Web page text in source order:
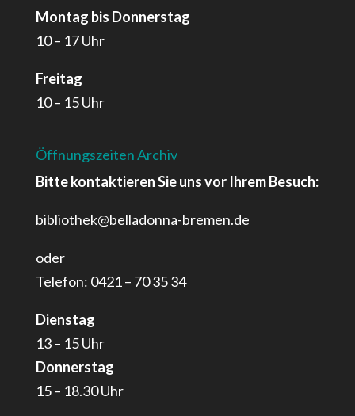
Montag bis Donnerstag
10 – 17 Uhr
Freitag
10 – 15 Uhr
Öffnungszeiten Archiv
Bitte kontaktieren Sie uns vor Ihrem Besuch:
bibliothek@belladonna-bremen.de
oder
Telefon: 0421 – 70 35 34
Dienstag
13 – 15 Uhr
Donnerstag
15 – 18.30 Uhr